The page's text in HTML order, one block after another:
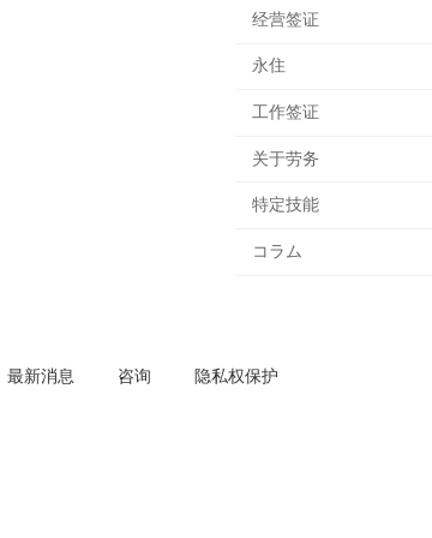
经营签证
永住
工作签证
关于劳务
特定技能
コラム
最新消息 咨询 隐私权保护